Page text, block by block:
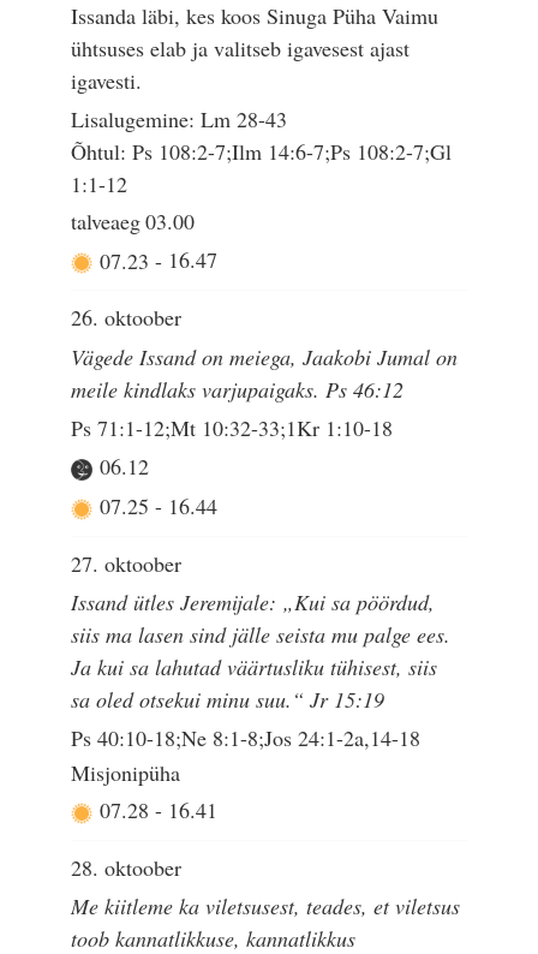
Issanda läbi, kes koos Sinuga Püha Vaimu
ühtsuses elab ja valitseb igavesest ajast
igavesti.
Lisalugemine: Lm 28-43
Õhtul: Ps 108:2-7;Ilm 14:6-7;Ps 108:2-7;Gl
1:1-12
talveaeg03.00
07.23 - 16.47
26. oktoober
Vägede Issand on meiega, Jaakobi Jumal on
meile kindlaks varjupaigaks. Ps 46:12
Ps 71:1-12;Mt 10:32-33;1Kr 1:10-18
06.12
07.25 - 16.44
27. oktoober
Issand ütles Jeremijale: „Kui sa pöördud,
siis ma lasen sind jälle seista mu palge ees.
Ja kui sa lahutad väärtusliku tühisest, siis
sa oled otsekui minu suu.“ Jr 15:19
Ps 40:10-18;Ne 8:1-8;Jos 24:1-2a,14-18
Misjonipüha
07.28 - 16.41
28. oktoober
Me kiitleme ka viletsusest, teades, et viletsus
toob kannatlikkuse, kannatlikkus